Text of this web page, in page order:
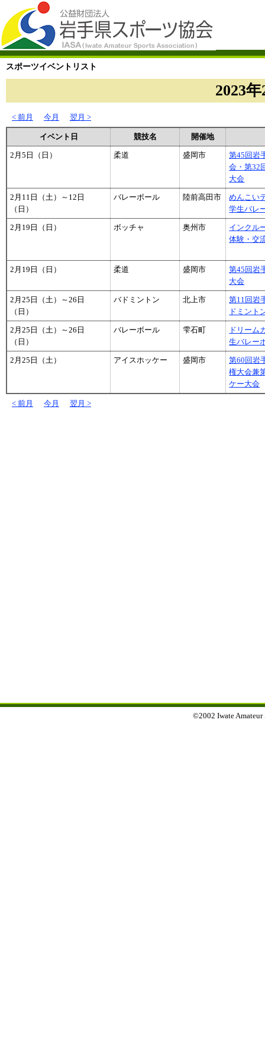
スポーツイベントリスト
2023
< 前月 今月 翌月 >
イベント日 競技名 開催地
2月5日（日） 柔道 盛岡市
第45回岩
会・第32
大会
2月11日（土）～12日
（日）
バレーボール 陸前高田市
めんこい
学生バレ
2月19日（日） ボッチャ 奥州市
インクル
体験・交
2月19日（日） 柔道 盛岡市
第45回岩
大会
2月25日（土）～26日
（日）
バドミントン 北上市
第11回岩
ドミント
2月25日（土）～26日
（日）
バレーボール 雫石町
ドリーム
生バレー
2月25日（土） アイスホッケー 盛岡市
第60回岩
権大会兼
ケー大会
< 前月 今月 翌月 >
©2002 Iwate Amateur